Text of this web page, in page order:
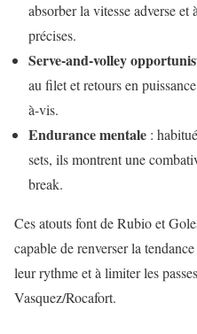
absorber la vitesse adverse et
précises.
Serve-and-volley
au filet et retours en
à-vis.
Endurance mentale :
sets, ils montrent une
break.
Ces atouts font de Rubio et
capable de renverser la
leur rythme et à limiter les
Vasquez/Rocafort.